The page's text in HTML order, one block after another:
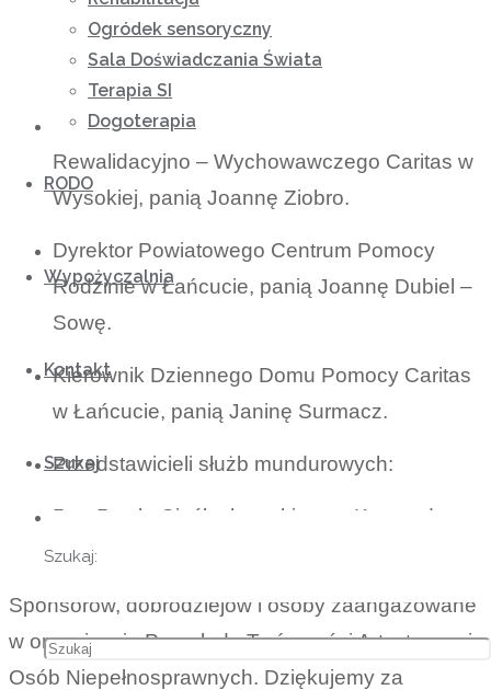
Ogródek sensoryczny
Sala Doświadczania Świata
Terapia SI
Dogoterapia
RODO
Wypożyczalnia
Kontakt
Szukaj
Szukaj:
oświatowych, kulturalnych i społecznych
podległych gminie.
Dyrektor Niepublicznego Ośrodka
Rewalidacyjno – Wychowawczego Caritas w
Wysokiej, panią Joannę Ziobro.
Dyrektor Powiatowego Centrum Pomocy
Rodzinie w Łańcucie, panią Joannę Dubiel –
Sowę.
Kierownik Dziennego Domu Pomocy Caritas
w Łańcucie, panią Janinę Surmacz.
Przedstawicieli służb mundurowych:
Pan Pawła Cieślachowskiego z Komendy
Powiatowej Policji w Łańcucie.
Sponsorów, dobrodziejów i osoby zaangażowane
w organizację Przeglądu Twórczości Artystycznej
Osób Niepełnosprawnych. Dziękujemy za